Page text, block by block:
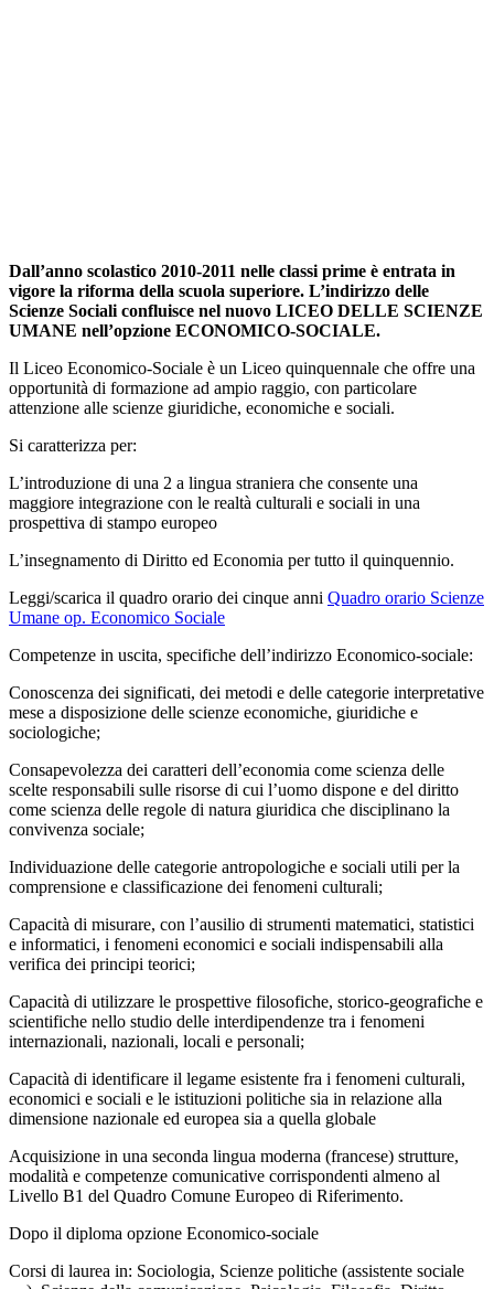
Dall’anno scolastico 2010-2011 nelle classi prime è entrata in
vigore la riforma della scuola superiore. L’indirizzo delle
Scienze Sociali confluisce nel nuovo LICEO DELLE SCIENZE
UMANE nell’opzione ECONOMICO-SOCIALE.
Il Liceo Economico-Sociale è un Liceo quinquennale che offre una
opportunità di formazione ad ampio raggio, con particolare
attenzione alle scienze giuridiche, economiche e sociali.
Si caratterizza per:
L’introduzione di una 2 a lingua straniera che consente una
maggiore integrazione con le realtà culturali e sociali in una
prospettiva di stampo europeo
L’insegnamento di Diritto ed Economia per tutto il quinquennio.
Leggi/scarica il quadro orario dei cinque anni Quadro orario Scienze
Umane op. Economico Sociale
Competenze in uscita, specifiche dell’indirizzo Economico-sociale:
Conoscenza dei significati, dei metodi e delle categorie interpretative
mese a disposizione delle scienze economiche, giuridiche e
sociologiche;
Consapevolezza dei caratteri dell’economia come scienza delle
scelte responsabili sulle risorse di cui l’uomo dispone e del diritto
come scienza delle regole di natura giuridica che disciplinano la
convivenza sociale;
Individuazione delle categorie antropologiche e sociali utili per la
comprensione e classificazione dei fenomeni culturali;
Capacità di misurare, con l’ausilio di strumenti matematici, statistici
e informatici, i fenomeni economici e sociali indispensabili alla
verifica dei principi teorici;
Capacità di utilizzare le prospettive filosofiche, storico-geografiche e
scientifiche nello studio delle interdipendenze tra i fenomeni
internazionali, nazionali, locali e personali;
Capacità di identificare il legame esistente fra i fenomeni culturali,
economici e sociali e le istituzioni politiche sia in relazione alla
dimensione nazionale ed europea sia a quella globale
Acquisizione in una seconda lingua moderna (francese) strutture,
modalità e competenze comunicative corrispondenti almeno al
Livello B1 del Quadro Comune Europeo di Riferimento.
Dopo il diploma opzione Economico-sociale
Corsi di laurea in: Sociologia, Scienze politiche (assistente sociale